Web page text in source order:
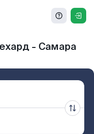
- Самара